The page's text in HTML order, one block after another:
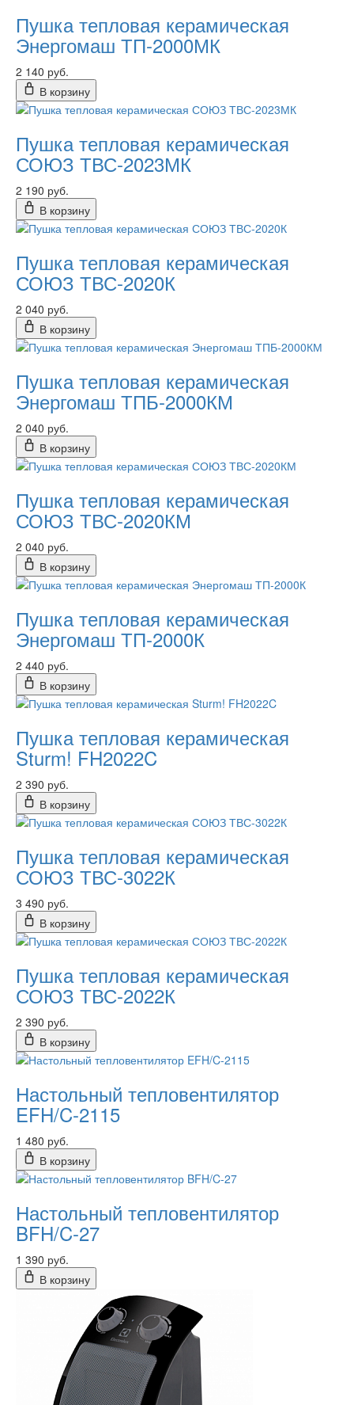
Пушка тепловая керамическая
Энергомаш ТП-2000МК
2 140 руб.
В корзину
Пушка тепловая керамическая
СОЮЗ ТВС-2023МК
2 190 руб.
В корзину
Пушка тепловая керамическая
СОЮЗ ТВС-2020К
2 040 руб.
В корзину
Пушка тепловая керамическая
Энергомаш ТПБ-2000КМ
2 040 руб.
В корзину
Пушка тепловая керамическая
СОЮЗ ТВС-2020КМ
2 040 руб.
В корзину
Пушка тепловая керамическая
Энергомаш ТП-2000К
2 440 руб.
В корзину
Пушка тепловая керамическая
Sturm! FH2022C
2 390 руб.
В корзину
Пушка тепловая керамическая
СОЮЗ ТВС-3022К
3 490 руб.
В корзину
Пушка тепловая керамическая
СОЮЗ ТВС-2022К
2 390 руб.
В корзину
Настольный тепловентилятор
EFH/C-2115
1 480 руб.
В корзину
Настольный тепловентилятор
BFH/C-27
1 390 руб.
В корзину